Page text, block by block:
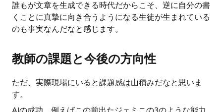
誰もが文章を生成できる時代だからこそ、逆に自分の書
くことに真摯に向き合うようになる生徒が生まれている
のも事実なんだなと感じます。
教師の課題と今後の方向性
ただ、実際現場にいると課題感は山積みだなと思いま
す。